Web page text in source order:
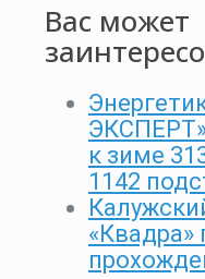
Вас может
к зиме
1142
«Квадра»